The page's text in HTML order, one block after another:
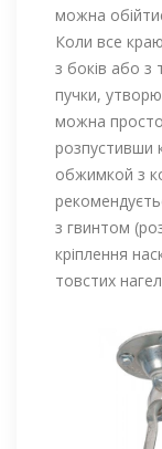
можна
Коли все
з боків або з
пучки,
можна просто
розпустивши
обжимкой з
з гвинтом
кріплення
товстих